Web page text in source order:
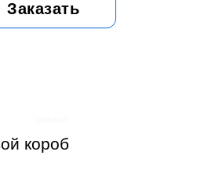
Заказать
короб